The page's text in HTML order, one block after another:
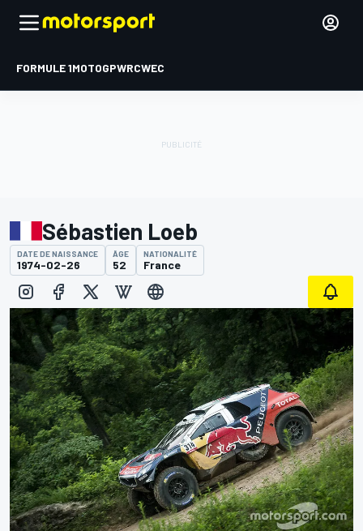
FORMULE 1MOTOGPWRCWEC
Sébastien Loeb
DATE DE NAISSANCE
1974-02-26
ÂGE
52
NATIONALITÉ
France